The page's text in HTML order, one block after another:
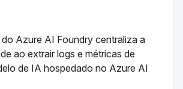
Azure AI Foundry centraliza a
ao extrair logs e métricas de
de IA hospedado no Azure AI